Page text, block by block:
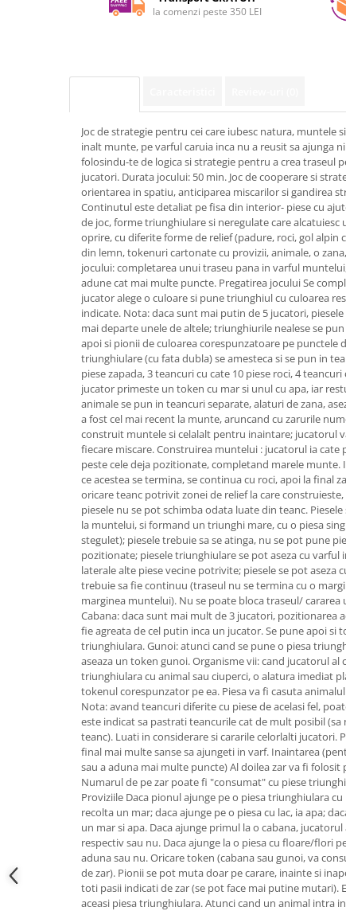
la comenzi peste 350 LEI
Joc de strategie pentru cei care iubesc natura, muntele
inalt munte, pe varful caruia inca nu a reusit sa ajunga
folosindu-te de logica si strategie pentru a crea traseul
jucatori. Durata jocului: 50 min. Joc de cooperare si
orientarea in spatiu, anticiparea miscarilor si gandirea
Continutul este detaliat pe fisa din interior- piese cu
de joc, forme triunghiulare si neregulate care
oprire, cu diferite forme de relief (padure, roci, gol alpin
din lemn, tokenuri cartonate cu provizii, animale, o
jocului: completarea unui traseu pana in varful
adune cat mai multe puncte. Pregatirea jocului Se
jucator alege o culoare si pune triunghiul cu culoarea
indicate. Nota: daca sunt mai putin de 5 jucatori,
mai departe unele de altele; triunghiurile nealese se
apoi si pionii de culoarea corespunzatoare pe punctele
triunghiulare (cu fata dubla) se amesteca si se pun in
piese zapada, 3 teancuri cu cate 10 piese roci, 4
jucator primeste un token cu mar si unul cu apa, iar
animale se pun in teancuri separate, alaturi de zana,
a fost cel mai recent la munte, aruncand cu zarurile
construit muntele si celalalt pentru inaintare; jucatorul
fiecare miscare. Construirea muntelui : jucatorul ia cate
peste cele deja pozitionate, completand marele munte.
ce acestea se termina, se continua cu roci, apoi la final
oricare teanc potrivit zonei de relief la care
piesele nu se pot schimba odata luate din teanc.
la muntelui, si formand un triunghi mare, cu o piesa
stegulet); piesele trebuie sa se atinga, nu se pot pune
pozitionate; piesele triunghiulare se pot aseza cu varful
laterale alte piese vecine potrivite; piesele se pot aseza
trebuie sa fie continuu (traseul nu se termina cu o
marginea muntelui). Nu se poate bloca traseul/ cararea
Cabana: daca sunt mai mult de 3 jucatori, pozitionarea
fie agreata de cel putin inca un jucator. Se pune apoi si
triunghiulara. Gunoi: atunci cand se pune o piesa
aseaza un token gunoi. Organisme vii: cand jucatorul al
triunghiulara cu animal sau ciuperci, o alatura imediat
tokenul corespunzator pe ea. Piesa va fi casuta
Nota: avand teancuri diferite cu piese de acelasi fel,
este indicat sa pastrati teancurile cat de mult posibil (sa
teanc). Luati in considerare si cararile celorlalti jucatori.
final mai multe sanse sa ajungeti in varf. Inaintarea
sau a aduna mai multe puncte) Al doilea zar va fi folosit
Numarul de pe zar poate fi "consumat" cu piese
Proviziile Daca pionul ajunge pe o piesa triunghiulara
recolta un mar; daca ajunge pe o piesa cu lac, ia apa;
un mar si apa. Daca ajunge primul la o cabana,
respectiv sau nu. Daca ajunge la o piesa cu floare/flori
aduna sau nu. Oricare token (cabana sau gunoi, va
de zar). Pionii se pot muta doar pe carare, inainte si
toti pasii indicati de zar (se pot face mai putine mutari).
aceasi piesa triunghiulara. Atunci cand un animal intra